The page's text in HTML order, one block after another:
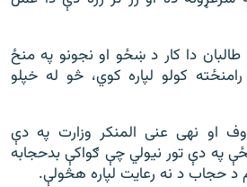
دا کار د ښځو او نجونو په منځ
کولو لپاره کوي، څو له خپلو
او نهی عنی المنکر وزارت په دې
په دې تور نیولي چې ګواکې بدحجابه
حجاب د نه رعایت لپاره هڅولې.